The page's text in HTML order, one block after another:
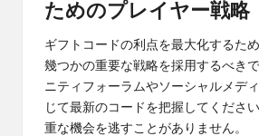
ためのプレイヤー戦略
ギフトコードの利点を最大化するた
幾つかの重要な戦略を採用するべき
ニティフォーラムやソーシャルメデ
じて最新のコードを把握してくださ
重な機会を逃すことがありません。